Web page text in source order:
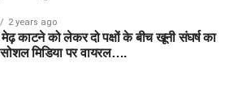
2 years ago
काटने को लेकर दो पक्षों के बीच खूनी संघर्ष का
सोशल मिडिया पर वायरल….